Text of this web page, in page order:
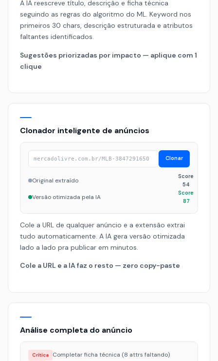
A IA reescreve título, descrição e ficha técnica
seguindo as regras do algoritmo do ML. Keyword nos
primeiros 30 chars, descrição estruturada e atributos
faltantes identificados.
Sugestões priorizadas por impacto — aplique com 1
clique
Clonador inteligente de anúncios
mercadolivre.com.br/MLB-3847291650 Clonar
Original extraído
Score
54
Versão otimizada pela IA
Score
87
Cole a URL de qualquer anúncio e a extensão extrai
tudo automaticamente. A IA gera versão otimizada
lado a lado pra publicar em minutos.
Cole a URL e a IA faz o resto — zero copy-paste
Análise completa do anúncio
Crítica Completar ficha técnica (8 attrs faltando)